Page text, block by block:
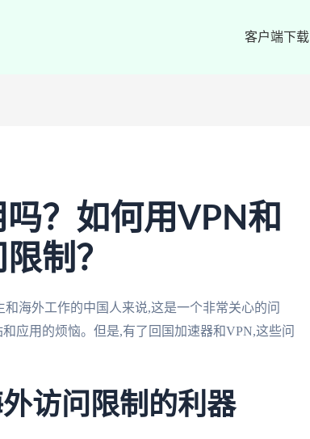
客户端下载
？如何用VPN和
制？
海外工作的中国人来说,这是一个非常关心的问
应用的烦恼。但是,有了回国加速器和VPN,这些问
访问限制的利器